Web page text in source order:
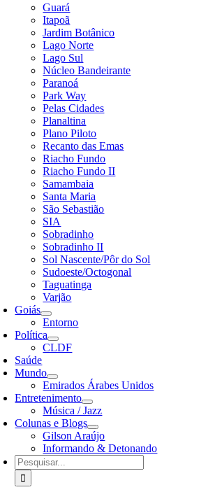
Guará
Itapoã
Jardim Botânico
Lago Norte
Lago Sul
Núcleo Bandeirante
Paranoá
Park Way
Pelas Cidades
Planaltina
Plano Piloto
Recanto das Emas
Riacho Fundo
Riacho Fundo II
Samambaia
Santa Maria
São Sebastião
SIA
Sobradinho
Sobradinho II
Sol Nascente/Pôr do Sol
Sudoeste/Octogonal
Taguatinga
Varjão
Goiás
Entorno
Política
CLDF
Saúde
Mundo
Emirados Árabes Unidos
Entretenimento
Música / Jazz
Colunas e Blogs
Gilson Araújo
Informando & Detonando
Buscar
resultados
para: